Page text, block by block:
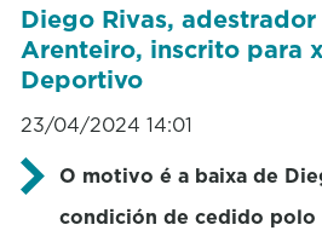
Diego Rivas,
Arenteiro, inscrito para
Deportivo
23/04/2024 14:01
O motivo é a baixa de
condición de cedido